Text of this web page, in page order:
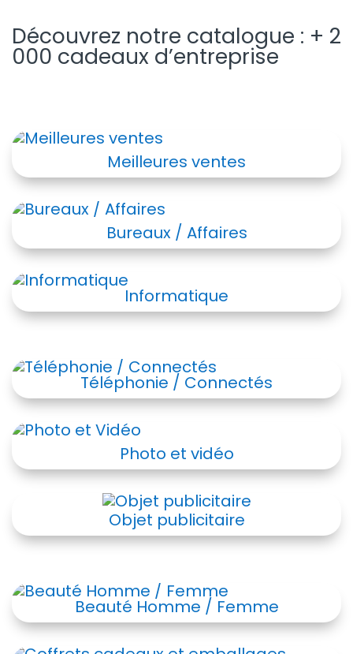
Découvrez notre catalogue : + 2
000 cadeaux d’entreprise
Meilleures ventes
Bureaux / Affaires
Informatique
Téléphonie / Connectés
Photo et vidéo
Objet publicitaire
Beauté Homme / Femme